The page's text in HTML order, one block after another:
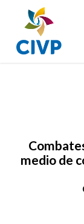
main
content
medio de